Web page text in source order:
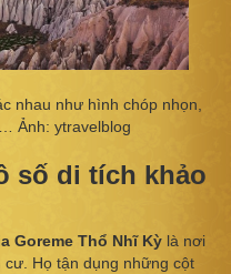
nhau như hình chóp nhọn,
Ảnh: ytravelblog
số di tích khảo
Goreme Thổ Nhĩ Kỳ là nơi
Họ tận dụng những cột